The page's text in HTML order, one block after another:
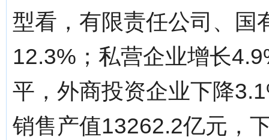
型看，有限责任公司、国
12.3%；私营企业增长
平，外商投资企业下降
销售产值13262.2亿元，